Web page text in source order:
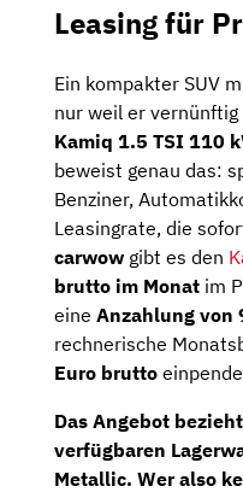
Leasing für
Ein kompakter SUV
nur weil er
Kamiq 1.5 TSI 110
beweist genau das:
Benziner,
Leasingrate, die
carwow gibt es den
brutto im Monat im
eine Anzahlung von
rechnerische
Euro brutto
Das Angebot
verfügbaren
Metallic. Wer also